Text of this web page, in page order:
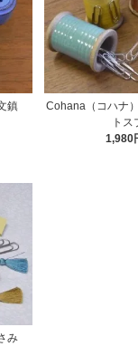
鎮
Cohana（コハナ
トス
1,980
み